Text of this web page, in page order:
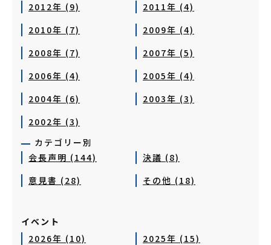
2012年 (9)
2011年 (4)
2010年 (7)
2009年 (4)
2008年 (7)
2007年 (5)
2006年 (4)
2005年 (4)
2004年 (6)
2003年 (3)
2002年 (3)
カテゴリー別
会長声明 (144)
決議 (8)
意見書 (28)
その他 (18)
イベント
2026年 (10)
2025年 (15)